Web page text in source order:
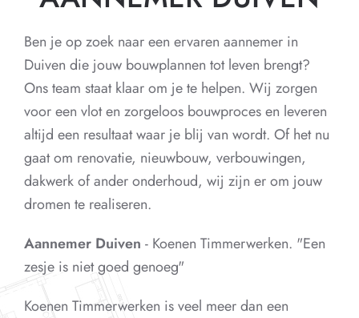
Ben je op zoek naar een ervaren aannemer in
Duiven die jouw bouwplannen tot leven brengt?
Ons team staat klaar om je te helpen. Wij zorgen
voor een vlot en zorgeloos bouwproces en leveren
altijd een resultaat waar je blij van wordt. Of het nu
gaat om renovatie, nieuwbouw, verbouwingen,
dakwerk of ander onderhoud, wij zijn er om jouw
dromen te realiseren.
Aannemer Duiven - Koenen Timmerwerken. "Een
zesje is niet goed genoeg"
Koenen Timmerwerken is veel meer dan een